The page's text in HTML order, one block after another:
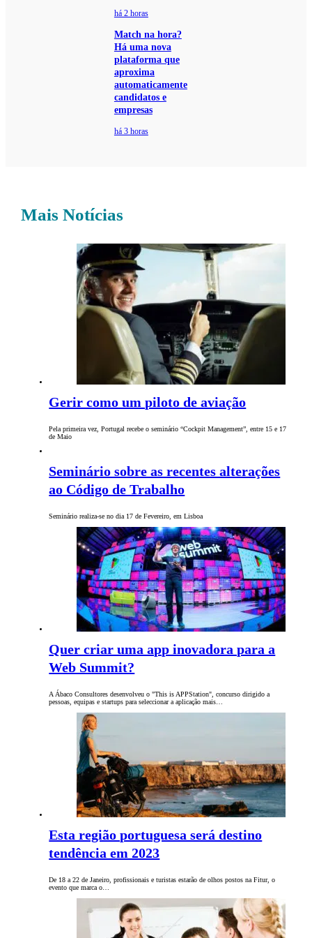
há 2 horas
Match na hora?
Há uma nova
plataforma que
aproxima
automaticamente
candidatos e
empresas
há 3 horas
Mais Notícias
Gerir como um piloto de aviação
Pela primeira vez, Portugal recebe o seminário “Cockpit Management”, entre 15 e 17
de Maio
Seminário sobre as recentes alterações
ao Código de Trabalho
Seminário realiza-se no dia 17 de Fevereiro, em Lisboa
Quer criar uma app inovadora para a
Web Summit?
A Ábaco Consultores desenvolveu o "This is APPStation", concurso dirigido a
pessoas, equipas e startups para seleccionar a aplicação mais…
Esta região portuguesa será destino
tendência em 2023
De 18 a 22 de Janeiro, profissionais e turistas estarão de olhos postos na Fitur, o
evento que marca o…